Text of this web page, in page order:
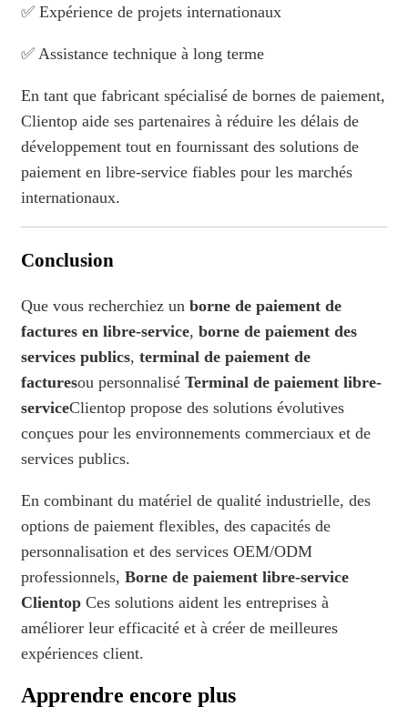
✅ Expérience de projets internationaux
✅ Assistance technique à long terme
En tant que fabricant spécialisé de bornes de paiement,
Clientop aide ses partenaires à réduire les délais de
développement tout en fournissant des solutions de
paiement en libre-service fiables pour les marchés
internationaux.
Conclusion
Que vous recherchiez un borne de paiement de
factures en libre-service, borne de paiement des
services publics, terminal de paiement de
facturesou personnalisé Terminal de paiement libre-
serviceClientop propose des solutions évolutives
conçues pour les environnements commerciaux et de
services publics.
En combinant du matériel de qualité industrielle, des
options de paiement flexibles, des capacités de
personnalisation et des services OEM/ODM
professionnels, Borne de paiement libre-service
ClientopCes solutions aident les entreprises à
améliorer leur efficacité et à créer de meilleures
expériences client.
Apprendre encore plus